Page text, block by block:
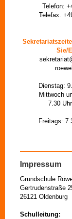
Telefon:
Telefax:
Sie/
Dienstag:
Mittwoch
7.30
Freitags:
Impressum
Grundschule
Gertrudenstraße
26121 Oldenburg
Schulleitung: